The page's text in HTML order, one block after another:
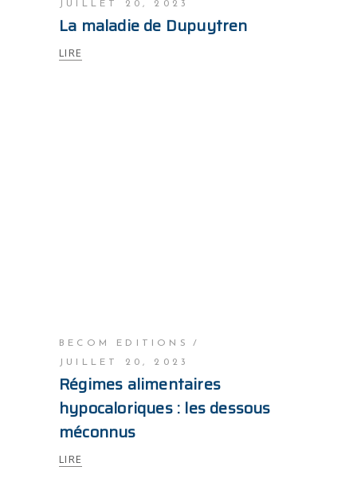
JUILLET 20, 2023
La maladie de Dupuytren
LIRE
BECOM EDITIONS
JUILLET 20, 2023
Régimes alimentaires
hypocaloriques : les dessous
méconnus
LIRE